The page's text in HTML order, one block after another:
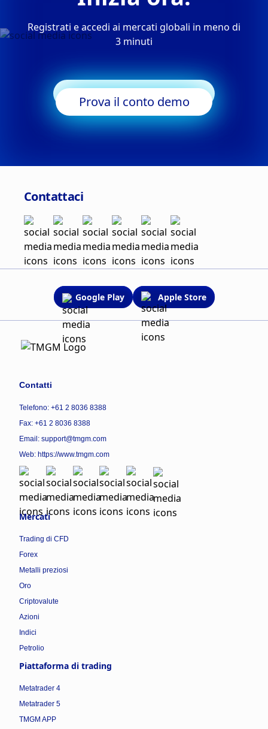
Registrati e accedi ai mercati globali in meno di
3 minuti
Inizia a fare trading
Prova il conto demo
Contattaci
Google Play Apple Store
Contatti
Telefono: +61 2 8036 8388
Fax: +61 2 8036 8388
Email: support@tmgm.com
Web: https://www.tmgm.com
Mercati
Trading di CFD
Forex
Metalli preziosi
Oro
Criptovalute
Azioni
Indici
Petrolio
Piattaforma di trading
Metatrader 4
Metatrader 5
TMGM APP